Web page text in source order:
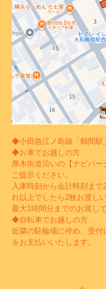
◆小田急江ノ島線「鶴間駅
◆お車でお越しの方
厚木街道沿いの【ナビパ
ご提示ください。
入庫時刻から会計時刻ま
れ以上でしたら2枚お渡し
最大1時間分までのお渡しで
◆自転車でお越しの方
近隣の駐輪場に停め、受
をお支払いいたします。